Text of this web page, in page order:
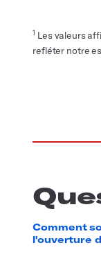
1 Les valeurs
refléter notre
Comment
l'ouverture